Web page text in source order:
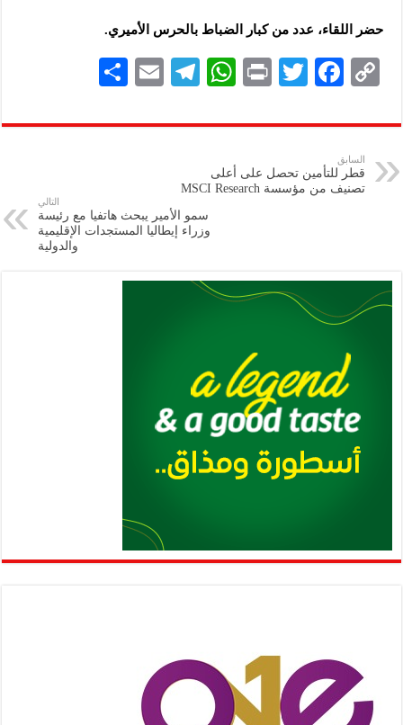
حضر اللقاء، عدد من كبار الضباط بالحرس الأميري.
C
p
y
Li
F
eb
k
T
tt
P
nt
W
at
A
p
p
Te
gr
E
ai
ar
السابق
قطر للتأمين تحصل على أعلى
تصنيف من مؤسسة MSCI Research
التالي
سمو الأمير يبحث هاتفيا مع رئيسة
وزراء إيطاليا المستجدات الإقليمية
والدولية